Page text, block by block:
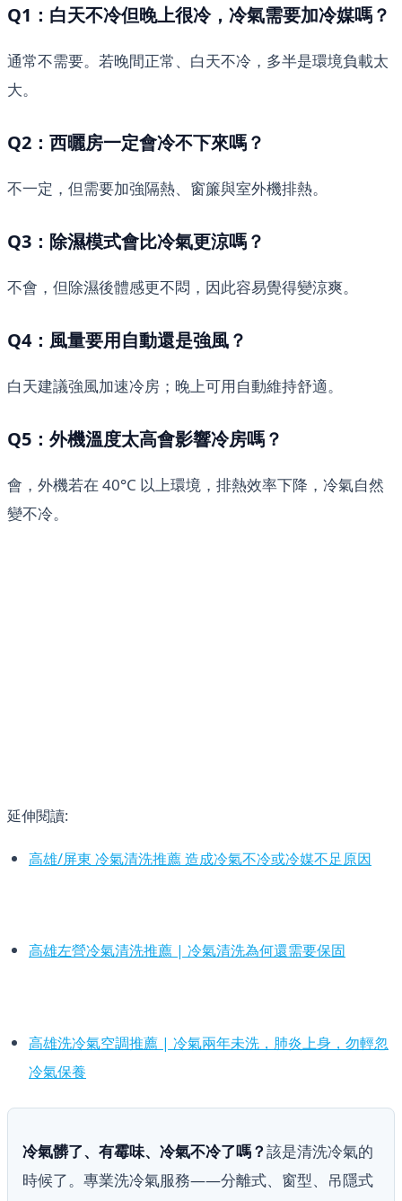
Q1：白天不冷但晚上很冷，冷氣需要加冷媒嗎？
通常不需要。若晚間正常、白天不冷，多半是環境負載太
大。
Q2：西曬房一定會冷不下來嗎？
不一定，但需要加強隔熱、窗簾與室外機排熱。
Q3：除濕模式會比冷氣更涼嗎？
不會，但除濕後體感更不悶，因此容易覺得變涼爽。
Q4：風量要用自動還是強風？
白天建議強風加速冷房；晚上可用自動維持舒適。
Q5：外機溫度太高會影響冷房嗎？
會，外機若在 40°C 以上環境，排熱效率下降，冷氣自然
變不冷。
延伸閱讀:
高雄/屏東 冷氣清洗推薦 造成冷氣不冷或冷媒不足原因
高雄左營冷氣清洗推薦 | 冷氣清洗為何還需要保固
高雄洗冷氣空調推薦 | 冷氣兩年未洗，肺炎上身，勿輕忽
冷氣保養
冷氣髒了、有霉味、冷氣不冷了嗎？該是清洗冷氣的
時候了。專業洗冷氣服務——分離式、窗型、吊隱式